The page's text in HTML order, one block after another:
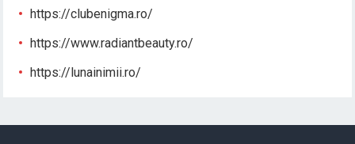
https://clubenigma.ro/
https://www.radiantbeauty.ro/
https://lunainimii.ro/